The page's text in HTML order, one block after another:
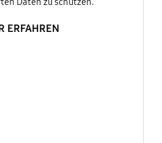
ERFAHREN